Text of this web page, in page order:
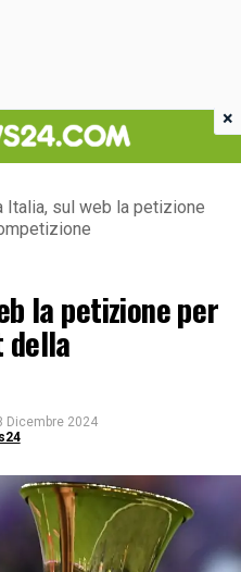
Italia, sul web la petizione
la petizione per
della
Dicembre 2024
×